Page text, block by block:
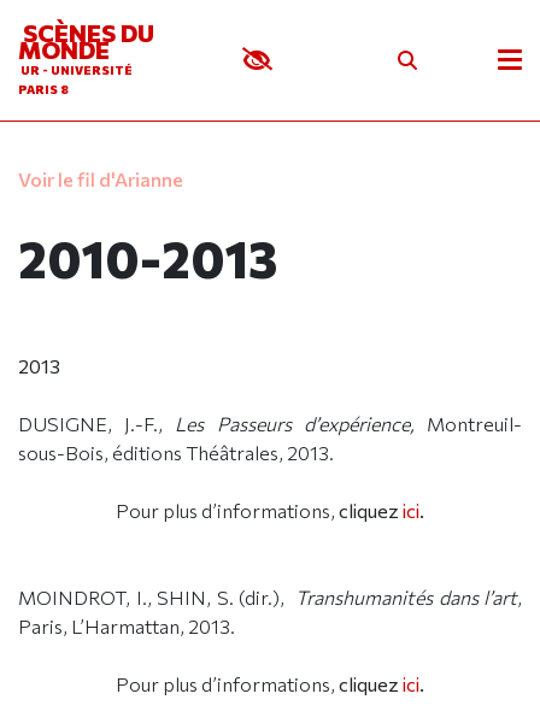
SCÈNES DU
MONDE
UR - UNIVERSITÉ
PARIS 8
Voir le fil d'Arianne
2010-2013
2013
DUSIGNE, J.-F., L es Passeurs d’expérience, Montreuil-
sous-Bois, éditions Théâtrales, 2013.
Pour plus d’informations, cliquez ici.
MOINDROT, I., SHIN, S. (dir.), Transhumanités dans l’art,
Paris, L’Harmattan, 2013.
Pour plus d’informations, cliquez ici.